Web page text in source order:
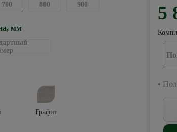
700 800 900
мм
Графит
5
•